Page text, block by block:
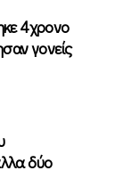
4χρονο
γονείς
δύο